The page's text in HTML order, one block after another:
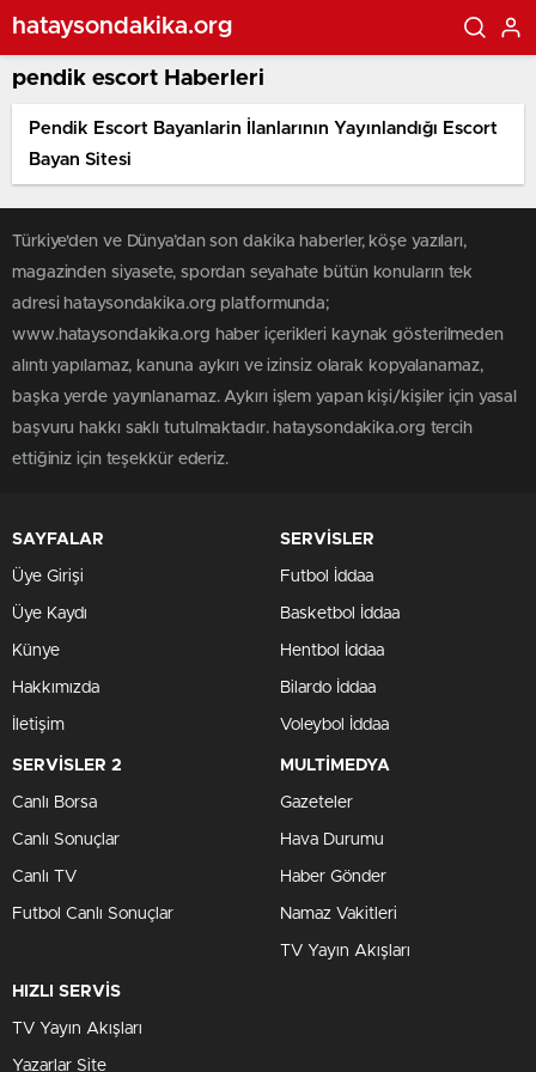
hataysondakika.org
pendik escort Haberleri
Pendik Escort Bayanlarin İlanlarının Yayınlandığı Escort
Bayan Sitesi
Türkiye'den ve Dünya’dan son dakika haberler, köşe yazıları,
magazinden siyasete, spordan seyahate bütün konuların tek
adresi hataysondakika.org platformunda;
www.hataysondakika.org haber içerikleri kaynak gösterilmeden
alıntı yapılamaz, kanuna aykırı ve izinsiz olarak kopyalanamaz,
başka yerde yayınlanamaz. Aykırı işlem yapan kişi/kişiler için yasal
başvuru hakkı saklı tutulmaktadır. hataysondakika.org tercih
ettiğiniz için teşekkür ederiz.
SAYFALAR
Üye Girişi
Üye Kaydı
Künye
Hakkımızda
İletişim
SERVİSLER
Futbol İddaa
Basketbol İddaa
Hentbol İddaa
Bilardo İddaa
Voleybol İddaa
SERVİSLER 2
Canlı Borsa
Canlı Sonuçlar
Canlı TV
Futbol Canlı Sonuçlar
MULTİMEDYA
Gazeteler
Hava Durumu
Haber Gönder
Namaz Vakitleri
TV Yayın Akışları
HIZLI SERVİS
TV Yayın Akışları
Yazarlar Site